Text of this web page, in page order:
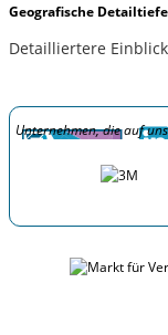
Geografische
Detailliertere
Unternehmen, die auf